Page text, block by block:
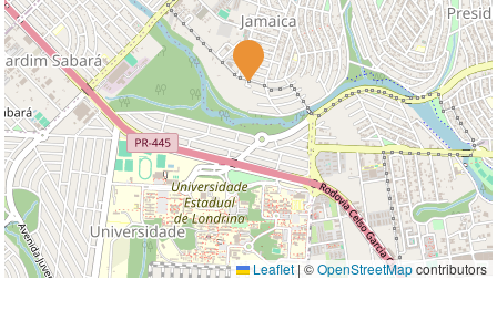
Leaflet | ©OpenStreetMapcontributors